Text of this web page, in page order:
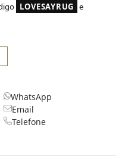
LOVESAYRUG e
WhatsApp
Email
Telefone